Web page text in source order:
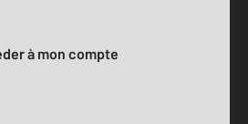
à mon compte